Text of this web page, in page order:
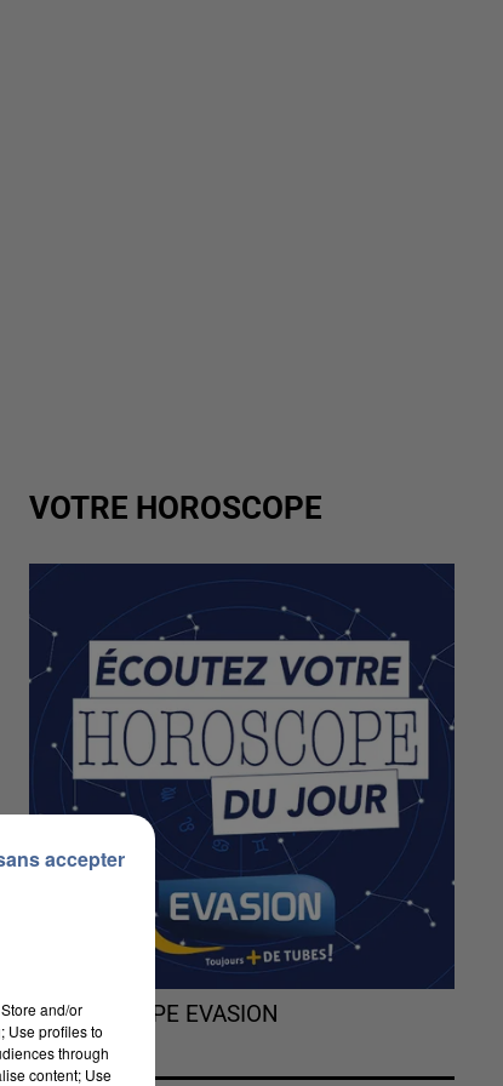
VOTRE HOROSCOPE
L'HOROSCOPE EVASION
and/or
Use profiles to
through
content; Use
accepter